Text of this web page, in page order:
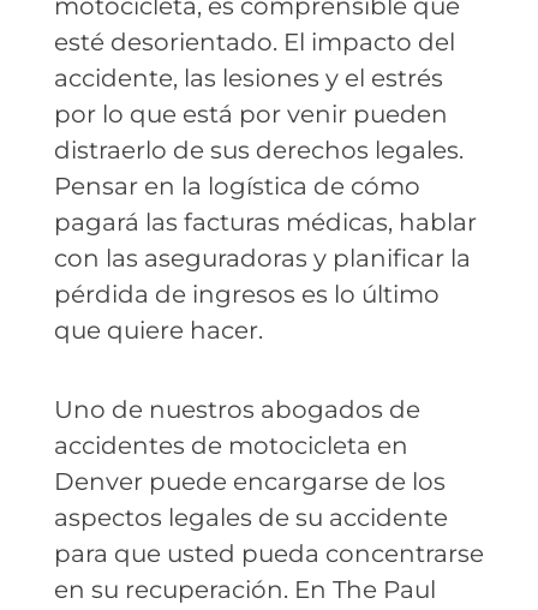
motocicleta, es comprensible que
esté desorientado. El impacto del
accidente, las lesiones y el estrés
por lo que está por venir pueden
distraerlo de sus derechos legales.
Pensar en la logística de cómo
pagará las facturas médicas, hablar
con las aseguradoras y planificar la
pérdida de ingresos es lo último
que quiere hacer.
Uno de nuestros abogados de
accidentes de motocicleta en
Denver puede encargarse de los
aspectos legales de su accidente
para que usted pueda concentrarse
en su recuperación. En The Paul